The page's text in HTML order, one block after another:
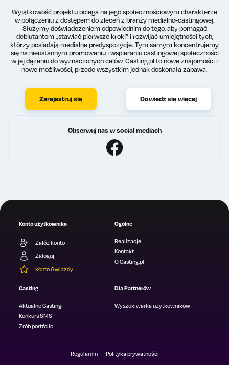
Wyjątkowość projektu polega na jego społecznościowym charakterze
w połączeniu z dostępem do zleceń z branży medialno-castingowej.
Służymy doświadczeniem odpowiednim do tego, aby pomagać
debiutantom „stawiać pierwsze kroki” i rozwijać umiejętności tych,
którzy posiadają medialne predyspozycje. Tym samym koncentrujemy
się na nieustannym promowaniu i wspieraniu castingowej społeczności
w jej dążeniu do wyznaczonych celów. Casting.pl to nowe znajomości i
nowe możliwości, przede wszystkim jednak doskonała zabawa.
Zarejestruj się Dowiedz się więcej
Obserwuj nas w social mediach
Konto użytkownika
Załóż konto
Zaloguj
Konto Gwiazdy
Ogólne
Realizacje
Kontakt
O Casting.pl
Casting
Aktualne Castingi
Konkurs SMS
Zrób portfolio
Dla Partnerów
Wyszukiwarka użytkowników
Regulamin Polityka prywatności